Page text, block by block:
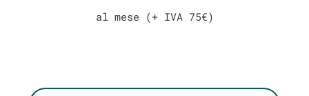
al mese (+ IVA 75€)